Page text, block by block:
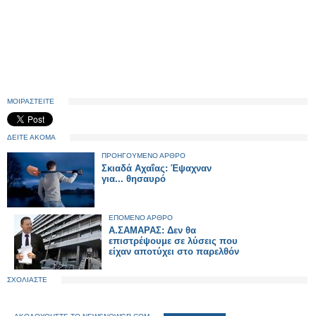
ΜΟΙΡΑΣΤΕΙΤΕ
ΔΕΙΤΕ ΑΚΟΜΑ
ΠΡΟΗΓΟΥΜΕΝΟ ΑΡΘΡΟ
Σκιαδά Αχαΐας: Έψαχναν
για... θησαυρό
ΕΠΟΜΕΝΟ ΑΡΘΡΟ
A.ΣΑΜΑΡΑΣ: Δεν θα
επιστρέψουμε σε λύσεις που
είχαν αποτύχει στο παρελθόν
ΣΧΟΛΙΑΣΤΕ